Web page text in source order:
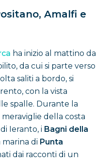
Amalfi e
ha inizio al mattino da
da cui si parte verso
saliti a bordo, si
con la vista
spalle. Durante la
della costa
Ieranto, i Bagni della
marina di Punta
dai racconti di un